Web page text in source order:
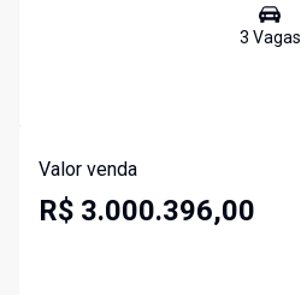
3 Vagas
Valor venda
R$ 3.000.396,00